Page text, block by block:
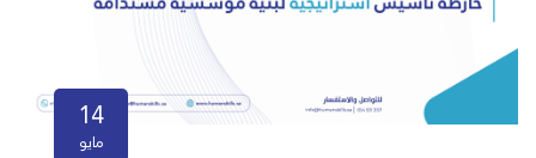
14
مايو